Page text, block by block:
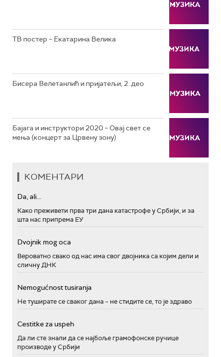
ТВ постер – Екатарина Велика
Бисера Велетанлић и пријатељи, 2. део
Бајага и инструктори 2020 – Овај свет се
мења (концерт за Црвену зону)
КОМЕНТАРИ
Da, ali...
Како преживети прва три дана катастрофе у Србији, и за
шта нас припрема ЕУ
Dvojnik mog oca
Вероватно свако од нас има свог двојника са којим дели и
сличну ДНК
Nemogućnost tusiranja
Не туширате се сваког дана – не стидите се, то је здраво
Cestitke za uspeh
Да ли сте знали да се најбоље грамофонске ручице
производе у Србији